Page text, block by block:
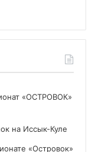
«ОСТРОВОК»
на Иссык-Куле
«Островок»